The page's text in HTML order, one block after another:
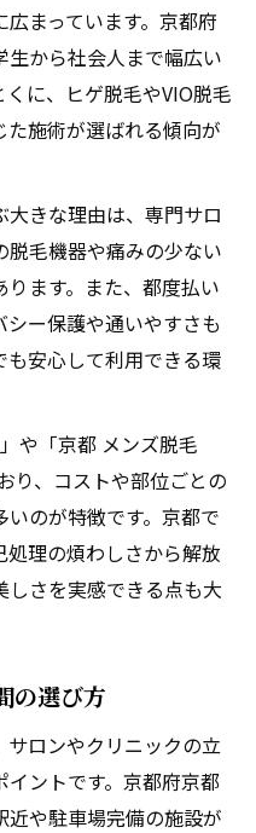
まっています。京都府
から社会人まで幅広い
に、ヒゲ脱毛やVIO脱毛
施術が選ばれる傾向が
きな理由は、専門サロ
脱毛機器や痛みの少ない
ます。また、都度払い
ー保護や通いやすさも
安心して利用できる環
や「京都 メンズ脱毛
り、コストや部位ごとの
のが特徴です。京都で
理の煩わしさから解放
しさを実感できる点も大
の選び方
サロンやクリニックの立
ントです。京都府京都
や駐車場完備の施設が